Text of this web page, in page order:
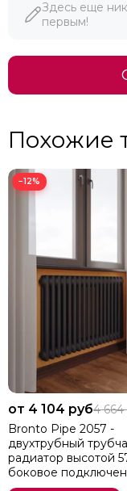
Здесь еще
первым!
Похожие
−12%
от 4 104 руб4
Bronto Pipe 2057 -
двухтрубный
радиатор высотой
боковое